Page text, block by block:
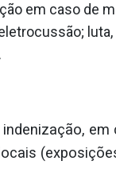
em caso de